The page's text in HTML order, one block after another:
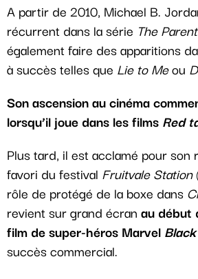
A partir de 2010, Michael B.
récurrent dans la série The
également faire des apparitions
à succès telles que Lie to Meou
Son ascension au cinéma
lorsqu’il joue dans les films Red
Plus tard, il est acclamé pour son
favori du festival Fruitvale Station
rôle de protégé de la boxe dans
revient sur grand écran au début
film de super-héros Marvel
succès commercial.